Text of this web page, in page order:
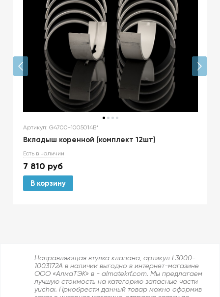
Артикул: G4700-1005014B*
Вкладыш коренной (комплект 12шт)
Есть в наличии
7 810 руб
В корзину
Направляющая втулка клапана, артикул L3000-
1003172A в наличии выгодно в интернет-магазине
ООО «АлмаТЭК» в - almatekrf.com. Мы предлагаем
лучшую стоимость на категорию запасные части
yuchai. Приобрести данный товар можно оформив